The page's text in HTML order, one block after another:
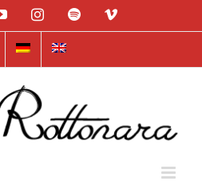
YouTubeInstagramSpotifyVimeo